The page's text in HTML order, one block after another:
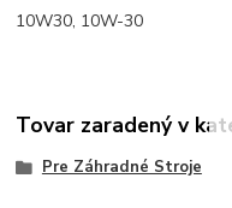
10W30, 10W-30
Tovar zaradený v
Pre Záhradné Stroje